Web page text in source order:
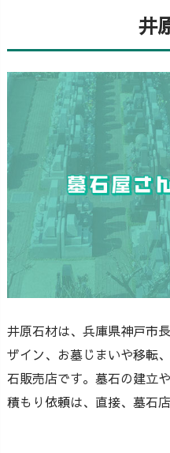
井
井原石材は、兵庫県神戸市
ザイン、お墓じまいや移転
石販売店です。墓石の建立
積もり依頼は、直接、墓石